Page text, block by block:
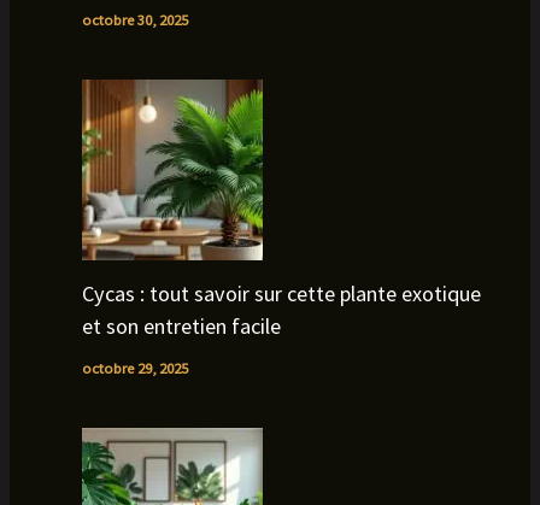
octobre 30, 2025
Cycas : tout savoir sur cette plante exotique
et son entretien facile
octobre 29, 2025